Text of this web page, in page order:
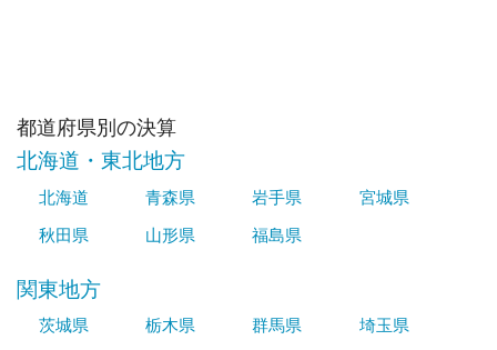
都道府県別の決算
北海道・東北地方
北海道 青森県 岩手県
宮城県
秋田県
山形県 福島県
関東地方
茨城県 栃木県 群馬県
埼玉県